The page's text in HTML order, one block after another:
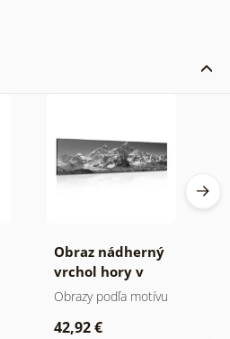
Obraz nádherný
vrchol hory v
čiernobielom
Obrazy podľa motívu
42,92 €